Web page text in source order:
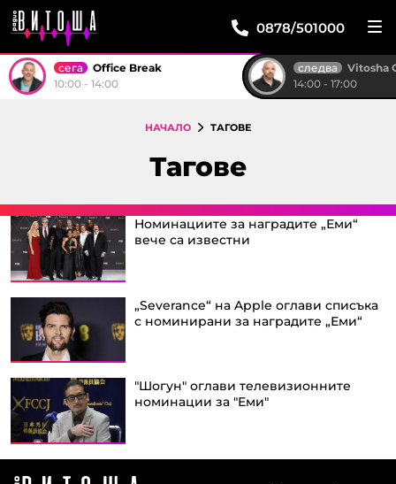
0878/501000
сега
Office Break
10:00 - 14:00
следва
Vitosha
14:00 - 17:00
НАЧАЛО ТАГОВЕ
Тагове
Номинациите за наградите „Еми“
вече са известни
„Severance“ на Apple оглави списъка
с номинирани за наградите „Еми“
"Шогун" оглави телевизионните
номинации за "Еми"